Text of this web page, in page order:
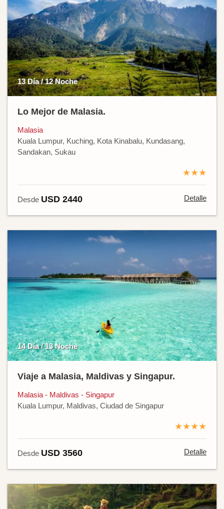
13 Día / 12 Noche
Lo Mejor de Malasia.
Malasia
Kuala Lumpur, Kuching, Kota Kinabalu, Kundasang,
Sandakan, Sukau
★★★
Desde USD 2440 Detalle
14 Día / 13 Noche
Viaje a Malasia, Maldivas y Singapur.
Malasia - Maldivas - Singapur
Kuala Lumpur, Maldivas, Ciudad de Singapur
★★★★
Desde USD 3560 Detalle